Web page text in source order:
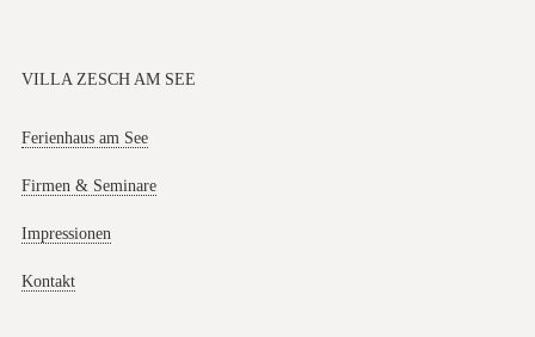
VILLA ZESCH AM SEE
Ferienhaus am See
Firmen & Seminare
Impressionen
Kontakt